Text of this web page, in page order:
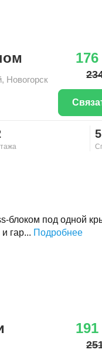
, Новогорск
5
блоком под одной
гар... Подробнее